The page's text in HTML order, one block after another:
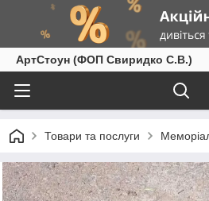
АртСтоун (ФОП Свиридко С.В.)
Товари та послуги